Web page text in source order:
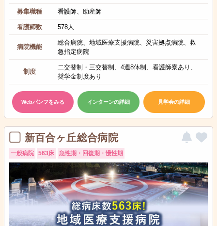
募集職種 看護師、助産師
看護師数 578人
病院機能
総合病院、地域医療支援病院、災害拠点病院、救
急指定病院
制度
二交替制・三交替制、4週8休制、看護師寮あり、
奨学金制度あり
Webパンフをみる インターンの詳細 見学会の詳細
新百合ヶ丘総合病院
一般病院 563床 急性期・回復期・慢性期